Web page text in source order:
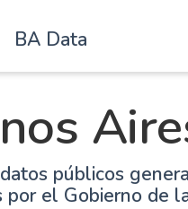
BA Data
públicos
por el Gobierno de